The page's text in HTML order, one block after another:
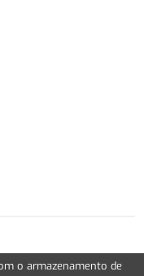
de Privacidade
o armazenamento de